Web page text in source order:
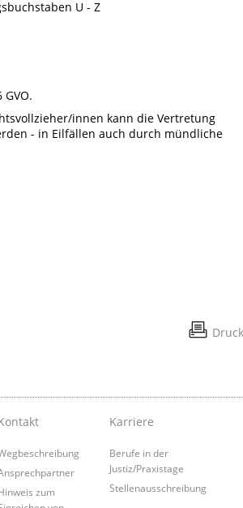
U - Z
innen kann die Vertretung
- in Eilfällen auch durch mündliche
zum
Karriere
Berufe in der
Justiz/Praxistage
Stellenausschreibung